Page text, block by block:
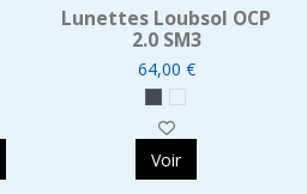
Lunettes Loubsol OCP
2.0 SM3
64,00 €
Voir